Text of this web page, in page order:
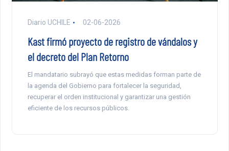
Diario UCHILE 02-06-2026
Kast firmó proyecto de registro de vándalos y
el decreto del Plan Retorno
El mandatario subrayó que estas medidas forman parte de
la agenda del Gobierno para fortalecer la seguridad,
recuperar el orden institucional y garantizar una gestión
eficiente de los recursos públicos.